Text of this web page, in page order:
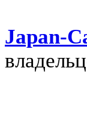
Japan-